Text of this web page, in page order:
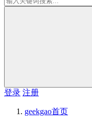
登录 注册
geekgao首页